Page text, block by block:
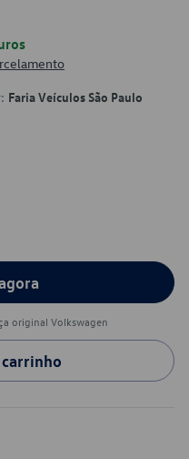
Faria Veículos São Paulo
original Volkswagen